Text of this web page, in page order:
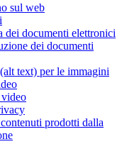
sul web
dei documenti elettronici
dei documenti
text) per le immagini
prodotti dalla